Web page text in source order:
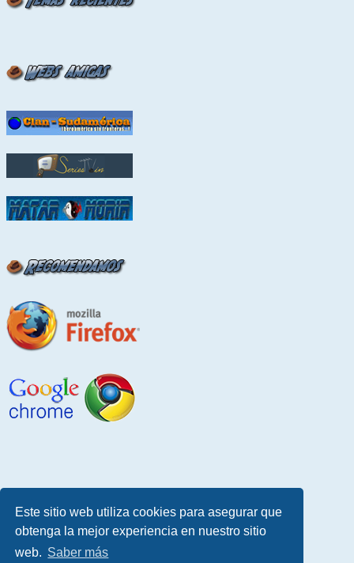
Este sitio web utiliza cookies para asegurar que
obtenga la mejor experiencia en nuestro sitio
web. Saber más